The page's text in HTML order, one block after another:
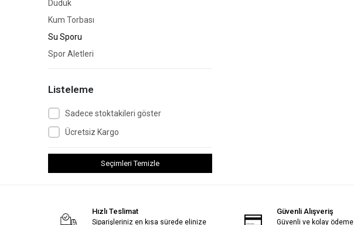
Düdük
Kum Torbası
Su Sporu
Spor Aletleri
Listeleme
Sadece stoktakileri göster
Ücretsiz Kargo
Seçimleri Temizle
Hızlı Teslimat
Siparişleriniz en kısa sürede elinize
Güvenli Alışveriş
Güvenli ve kolay ödeme